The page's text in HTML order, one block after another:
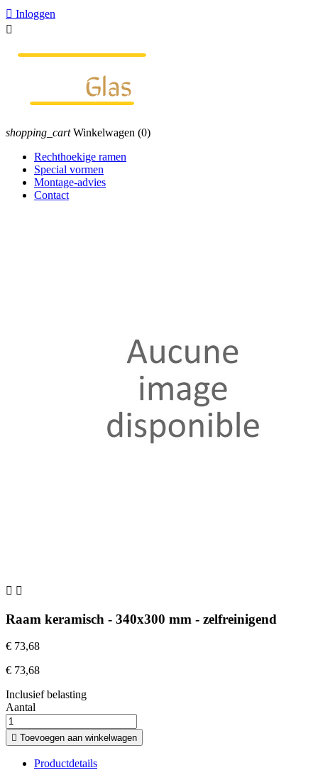
 Inloggen

shopping_cart Winkelwagen (0)
Rechthoekige ramen
Special vormen
Montage-advies
Contact
 
Raam keramisch - 340x300 mm - zelfreinigend
€ 73,68
€ 73,68
Inclusief belasting
Aantal
 Toevoegen aan winkelwagen
Productdetails